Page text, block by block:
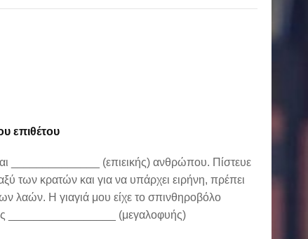
επιθέτου
______________ (επιεικής) ανθρώπου. Πίστευε
των κρατών και για να υπάρχει ειρήνη, πρέπει
λαών. Η γιαγιά μου είχε το σπινθηροβόλο
_________________ (μεγαλοφυής)